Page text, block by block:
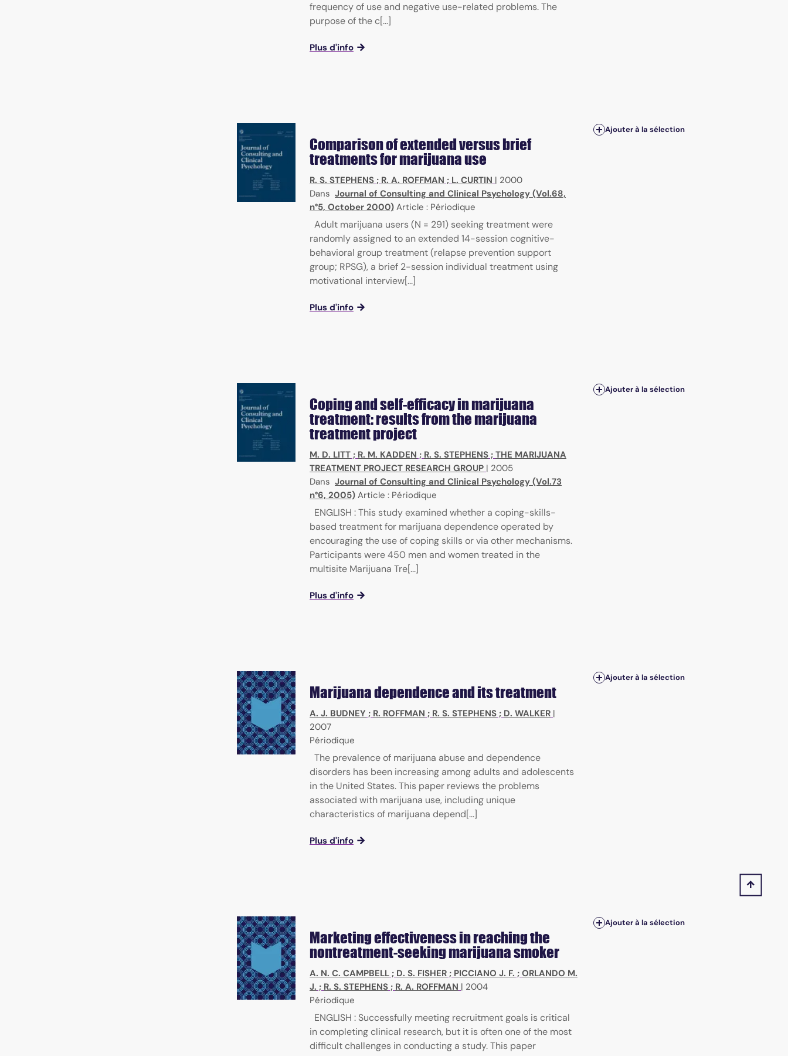
frequency of use and negative use-related problems. The
purpose of the c[...]
Plus d'info
Comparison of extended versus brief
treatments for marijuana use
R. S. STEPHENS ; R. A. ROFFMAN ; L. CURTIN | 2000
Dans Journal of Consulting and Clinical Psychology (Vol.68,
n°5, October 2000) Article : Périodique
Adult marijuana users (N = 291) seeking treatment were
randomly assigned to an extended 14-session cognitive-
behavioral group treatment (relapse prevention support
group; RPSG), a brief 2-session individual treatment using
motivational interview[...]
Plus d'info
Ajouter à la sélection
Coping and self-efficacy in marijuana
treatment: results from the marijuana
treatment project
M. D. LITT ; R. M. KADDEN ; R. S. STEPHENS ; THE MARIJUANA
TREATMENT PROJECT RESEARCH GROUP | 2005
Dans Journal of Consulting and Clinical Psychology (Vol.73
n°6, 2005) Article : Périodique
ENGLISH : This study examined whether a coping-skills-
based treatment for marijuana dependence operated by
encouraging the use of coping skills or via other mechanisms.
Participants were 450 men and women treated in the
multisite Marijuana Tre[...]
Plus d'info
Ajouter à la sélection
Marijuana dependence and its treatment
A. J. BUDNEY ; R. ROFFMAN ; R. S. STEPHENS ; D. WALKER |
2007
Périodique
The prevalence of marijuana abuse and dependence
disorders has been increasing among adults and adolescents
in the United States. This paper reviews the problems
associated with marijuana use, including unique
characteristics of marijuana depend[...]
Plus d'info
Ajouter à la sélection
Marketing effectiveness in reaching the
nontreatment-seeking marijuana smoker
A. N. C. CAMPBELL ; D. S. FISHER ; PICCIANO J. F. ; ORLANDO M.
J. ; R. S. STEPHENS ; R. A. ROFFMAN | 2004
Périodique
ENGLISH : Successfully meeting recruitment goals is critical
in completing clinical research, but it is often one of the most
difficult challenges in conducting a study. This paper
Ajouter à la sélection